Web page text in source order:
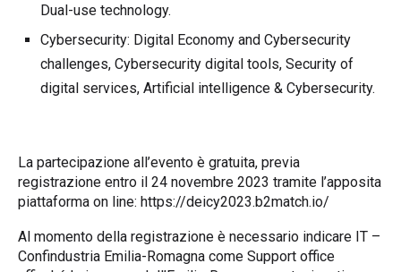
Dual-use technology.
Cybersecurity: Digital Economy and Cybersecurity
challenges, Cybersecurity digital tools, Security of
digital services, Artificial intelligence & Cybersecurity.
La partecipazione all’evento è gratuita, previa
registrazione entro il 24 novembre 2023 tramite l’apposita
piattaforma on line: https://deicy2023.b2match.io/
Al momento della registrazione è necessario indicare IT –
Confindustria Emilia-Romagna come Support office